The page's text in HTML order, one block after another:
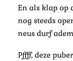
En als klap op
nog steeds
neus durf
Pffff, deze